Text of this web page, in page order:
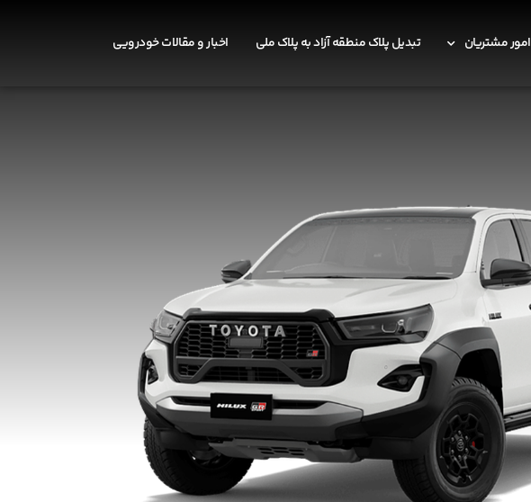
امور مشتریان تبدیل پلاک منطقه آزاد به پلاک ملی اخبار و مقالات خودرویی